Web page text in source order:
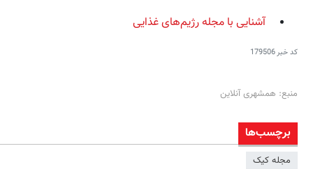
آشنایی با مجله رژیم‌های غذایی
کد خبر179506
منبع: همشهری آنلاین
برچسب‌ها
مجله کیک